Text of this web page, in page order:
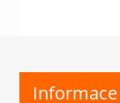
Informace